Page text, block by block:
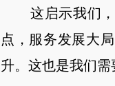
这启示我们，
点，服务发展大
升。这也是我们需